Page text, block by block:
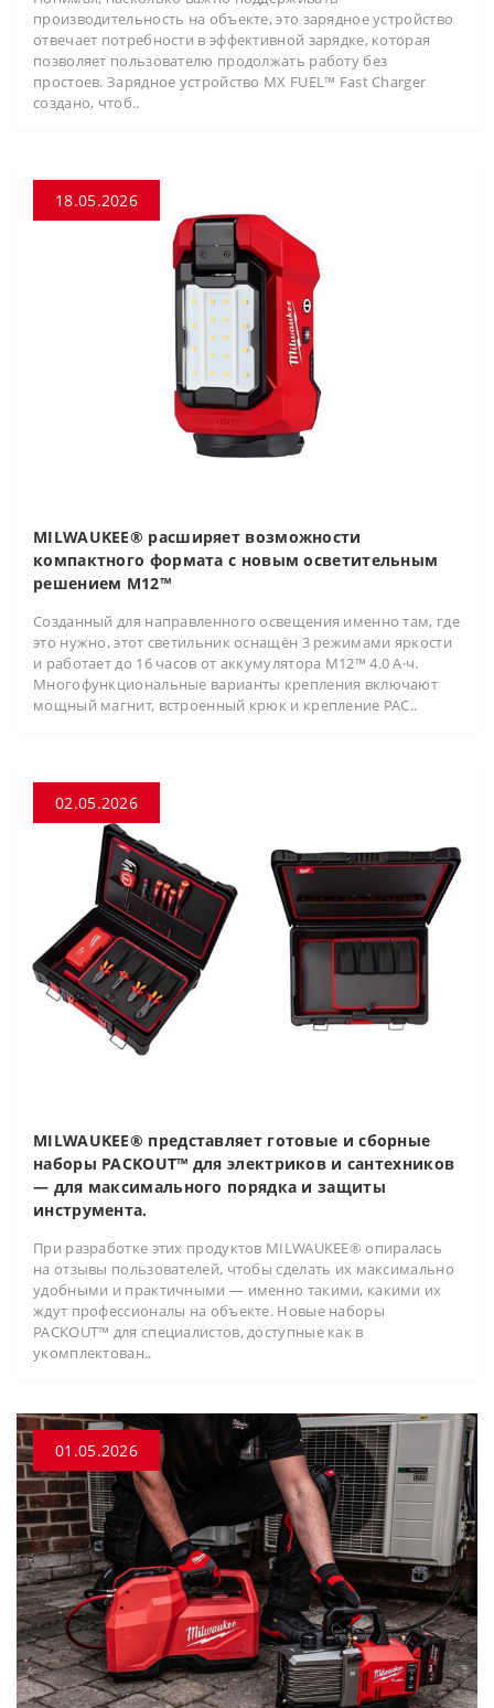
производительность на объекте, это зарядное устройство
отвечает потребности в эффективной зарядке, которая
позволяет пользователю продолжать работу без
простоев. Зарядное устройство MX FUEL™ Fast Charger
создано, чтоб..
18.05.2026
MILWAUKEE® расширяет возможности
компактного формата с новым осветительным
решением M12™
Созданный для направленного освещения именно там, где
это нужно, этот светильник оснащён 3 режимами яркости
и работает до 16 часов от аккумулятора M12™ 4.0 А·ч.
Многофункциональные варианты крепления включают
мощный магнит, встроенный крюк и крепление PAC..
02.05.2026
MILWAUKEE® представляет готовые и сборные
наборы PACKOUT™ для электриков и сантехников
— для максимального порядка и защиты
инструмента.
При разработке этих продуктов MILWAUKEE® опиралась
на отзывы пользователей, чтобы сделать их максимально
удобными и практичными — именно такими, какими их
ждут профессионалы на объекте. Новые наборы
PACKOUT™ для специалистов, доступные как в
укомплектован..
01.05.2026